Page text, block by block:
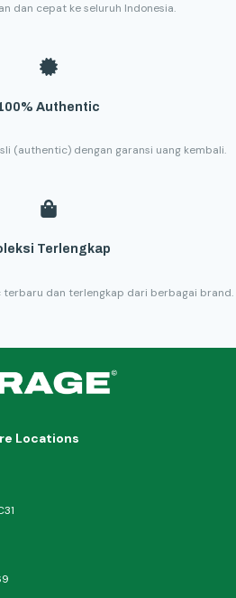
dan cepat ke seluruh Indonesia.
Authentic
(authentic) dengan garansi uang kembali.
Terlengkap
terbaru dan terlengkap dari berbagai brand.
Locations